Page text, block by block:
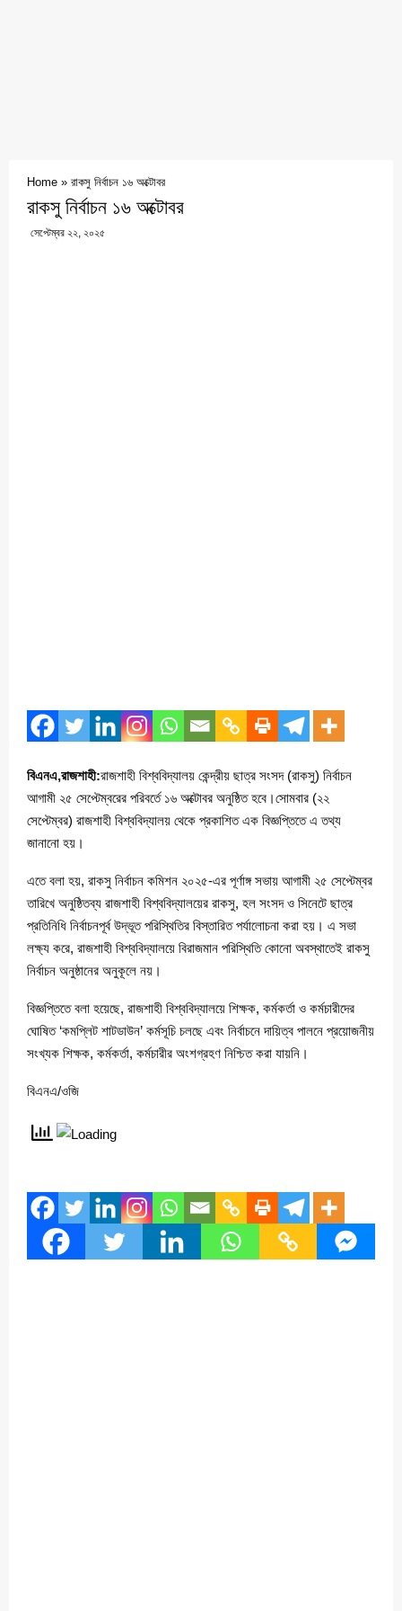
Home » রাকসু নির্বাচন ১৬ অক্টোবর
রাকসু নির্বাচন ১৬ অক্টোবর
সেপ্টেম্বর ২২, ২০২৫
বিএনএ,রাজশাহী:রাজশাহী বিশ্ববিদ্যালয় কেন্দ্রীয় ছাত্র সংসদ (রাকসু) নির্বাচন
আগামী ২৫ সেপ্টেম্বরের পরিবর্তে ১৬ অক্টোবর অনুষ্ঠিত হবে।সোমবার (২২
সেপ্টেম্বর) রাজশাহী বিশ্ববিদ্যালয় থেকে প্রকাশিত এক বিজ্ঞপ্তিতে এ তথ্য
জানানো হয়।
এতে বলা হয়, রাকসু নির্বাচন কমিশন ২০২৫-এর পূর্ণাঙ্গ সভায় আগামী ২৫ সেপ্টেম্বর
তারিখে অনুষ্ঠিতব্য রাজশাহী বিশ্ববিদ্যালয়ের রাকসু, হল সংসদ ও সিনেটে ছাত্র
প্রতিনিধি নির্বাচনপূর্ব উদ্ভূত পরিস্থিতির বিস্তারিত পর্যালোচনা করা হয়। এ সভা
লক্ষ্য করে, রাজশাহী বিশ্ববিদ্যালয়ে বিরাজমান পরিস্থিতি কোনো অবস্থাতেই রাকসু
নির্বাচন অনুষ্ঠানের অনুকূলে নয়।
বিজ্ঞপ্তিতে বলা হয়েছে, রাজশাহী বিশ্ববিদ্যালয়ে শিক্ষক, কর্মকর্তা ও কর্মচারীদের
ঘোষিত ‘কমপ্লিট শাটডাউন’ কর্মসূচি চলছে এবং নির্বাচনে দায়িত্ব পালনে প্রয়োজনীয়
সংখ্যক শিক্ষক, কর্মকর্তা, কর্মচারীর অংশগ্রহণ নিশ্চিত করা যায়নি।
বিএনএ/ওজি